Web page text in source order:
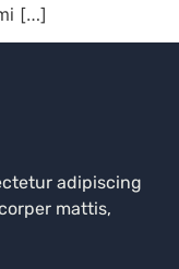
[…]
adipiscing
mattis,